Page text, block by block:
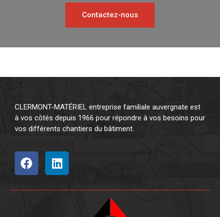
Contactez-nous
CLERMONT-MATÉRIEL entreprise familiale auvergnate est
à vos côtés depuis 1966 pour répondre à vos besoins pour
vos différents chantiers du bâtiment.